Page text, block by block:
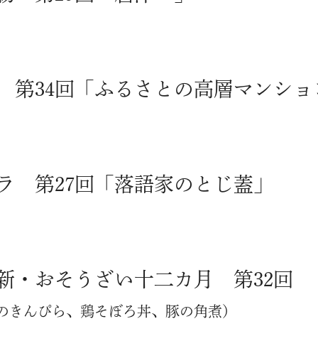
34回「ふるさとの高層マンショ
第27回「落語家のとじ蓋」
・おそうざい十二カ月 第32回
きんぴら、鶏そぼろ丼、豚の角煮）